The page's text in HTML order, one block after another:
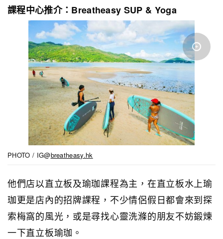
課程中心推介：Breatheasy SUP & Yoga
PHOTO / IG@breatheasy.hk
他們店以直立板及瑜珈課程為主，在直立板水上瑜
珈更是店內的招牌課程，不少情侶假日都會來到探
索梅窩的風光，或是尋找心靈洗滌的朋友不妨鍛煉
一下直立板瑜珈。